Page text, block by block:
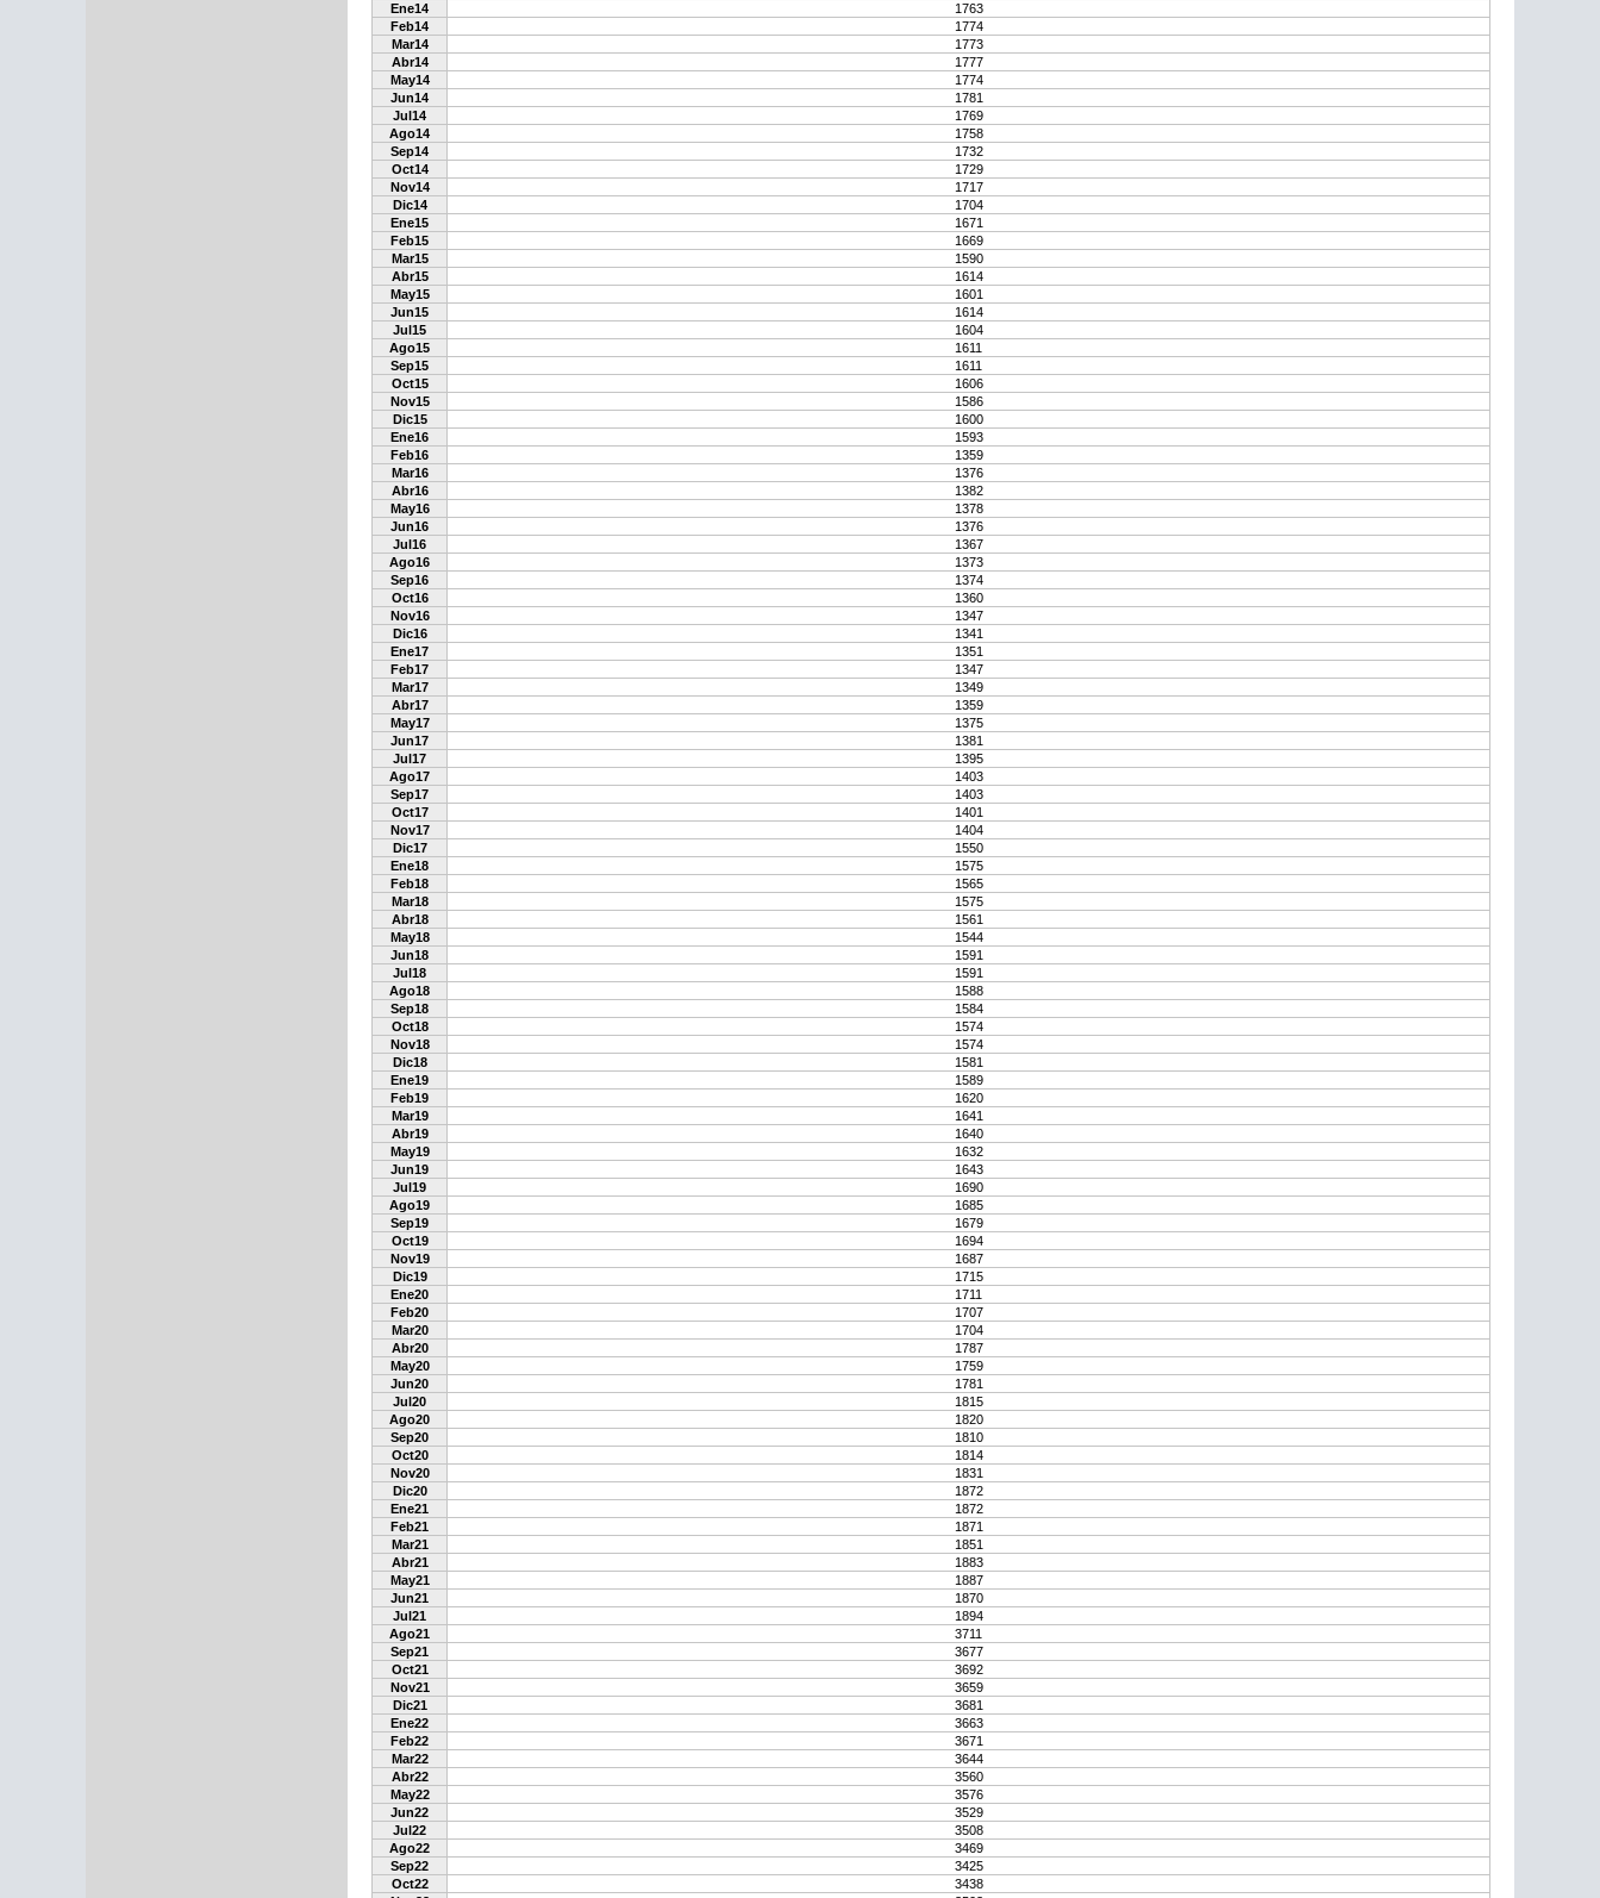
Ene14
1763
Feb14
1774
Mar14
1773
Abr14
1777
May14
1774
Jun14
1781
Jul14
1769
Ago14
1758
Sep14
1732
Oct14
1729
Nov14
1717
Dic14
1704
Ene15
1671
Feb15
1669
Mar15
1590
Abr15
1614
May15
1601
Jun15
1614
Jul15
1604
Ago15
1611
Sep15
1611
Oct15
1606
Nov15
1586
Dic15
1600
Ene16
1593
Feb16
1359
Mar16
1376
Abr16
1382
May16
1378
Jun16
1376
Jul16
1367
Ago16
1373
Sep16
1374
Oct16
1360
Nov16
1347
Dic16
1341
Ene17
1351
Feb17
1347
Mar17
1349
Abr17
1359
May17
1375
Jun17
1381
Jul17
1395
Ago17
1403
Sep17
1403
Oct17
1401
Nov17
1404
Dic17
1550
Ene18
1575
Feb18
1565
Mar18
1575
Abr18
1561
May18
1544
Jun18
1591
Jul18
1591
Ago18
1588
Sep18
1584
Oct18
1574
Nov18
1574
Dic18
1581
Ene19
1589
Feb19
1620
Mar19
1641
Abr19
1640
May19
1632
Jun19
1643
Jul19
1690
Ago19
1685
Sep19
1679
Oct19
1694
Nov19
1687
Dic19
1715
Ene20
1711
Feb20
1707
Mar20
1704
Abr20
1787
May20
1759
Jun20
1781
Jul20
1815
Ago20
1820
Sep20
1810
Oct20
1814
Nov20
1831
Dic20
1872
Ene21
1872
Feb21
1871
Mar21
1851
Abr21
1883
May21
1887
Jun21
1870
Jul21
1894
Ago21
3711
Sep21
3677
Oct21
3692
Nov21
3659
Dic21
3681
Ene22
3663
Feb22
3671
Mar22
3644
Abr22
3560
May22
3576
Jun22
3529
Jul22
3508
Ago22
3469
Sep22
3425
Oct22
3438